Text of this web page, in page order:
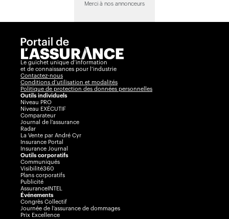
Merci à nos annonceurs
Le guichet unique d’information
et de connaissances pour l’industrie
Contactez-nous
Conditions d’utilisation et modalités
Politique de protection des données personnelles
Outils individuels
Niveau PRO
Niveau EXÉCUTIF
Comparateur
Journal de l’assurance
Radar
La Vente par André Cyr
Insurance Portal
Insurance Journal
Outils corporatifs
Communiqués
Visibilité360
Plans corporatifs
Publicité
AssuranceINTEL
Événements
Congrès Collectif
Journée de l’assurance de dommages
Prix Excellence